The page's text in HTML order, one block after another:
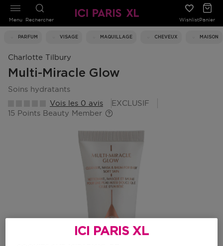
Rechercher WishlistPanier
PARFUM VISAGE MAQUILLAGE CHEVEUX MAISON
Menu
Charlotte Tilbury
Multi-Miracle Glow
soins hydratants
Vois les 0 avis
EXCLUSIF
15 Points Beauty Member
ICI PARIS XL